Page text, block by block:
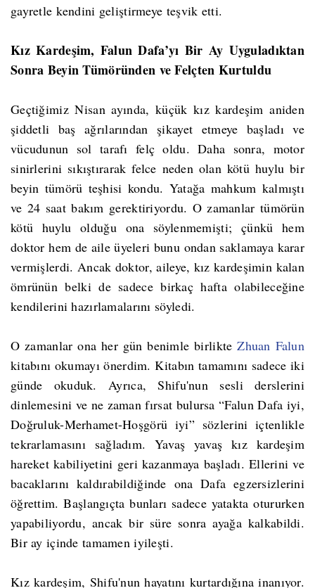
gayretle kendini geliştirmeye teşvik etti.
Kız Kardeşim, Falun Dafa’yı Bir Ay Uyguladıktan
Sonra Beyin Tümöründen ve Felçten Kurtuldu
Geçtiğimiz Nisan ayında, küçük kız kardeşim aniden
şiddetli baş ağrılarından şikayet etmeye başladı ve
vücudunun sol tarafı felç oldu. Daha sonra, motor
sinirlerini sıkıştırarak felce neden olan kötü huylu bir
beyin tümörü teşhisi kondu. Yatağa mahkum kalmıştı
ve 24 saat bakım gerektiriyordu. O zamanlar tümörün
kötü huylu olduğu ona söylenmemişti; çünkü hem
doktor hem de aile üyeleri bunu ondan saklamaya karar
vermişlerdi. Ancak doktor, aileye, kız kardeşimin kalan
ömrünün belki de sadece birkaç hafta olabileceğine
kendilerini hazırlamalarını söyledi.
O zamanlar ona her gün benimle birlikte Zhuan Falun
kitabını okumayı önerdim. Kitabın tamamını sadece iki
günde okuduk. Ayrıca, Shifu'nun sesli derslerini
dinlemesini ve ne zaman fırsat bulursa “Falun Dafa iyi,
Doğruluk-Merhamet-Hoşgörü iyi” sözlerini içtenlikle
tekrarlamasını sağladım. Yavaş yavaş kız kardeşim
hareket kabiliyetini geri kazanmaya başladı. Ellerini ve
bacaklarını kaldırabildiğinde ona Dafa egzersizlerini
öğrettim. Başlangıçta bunları sadece yatakta otururken
yapabiliyordu, ancak bir süre sonra ayağa kalkabildi.
Bir ay içinde tamamen iyileşti.
Kız kardeşim, Shifu'nun hayatını kurtardığına inanıyor.